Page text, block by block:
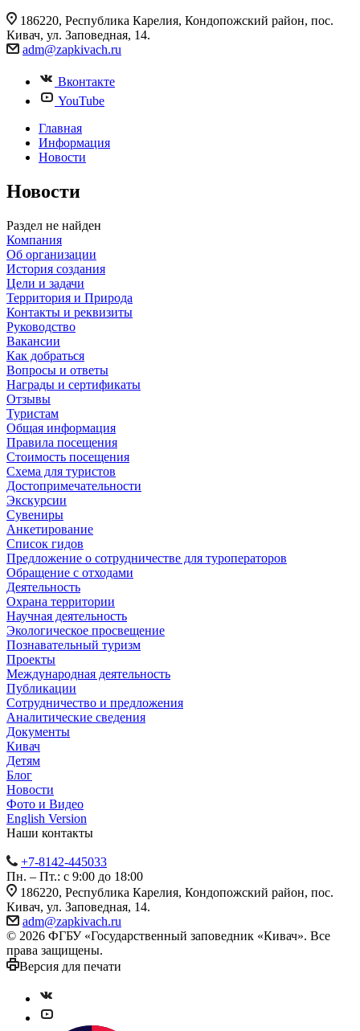
186220, Республика Карелия, Кондопожский район, пос.
Кивач, ул. Заповедная, 14.
adm@zapkivach.ru
Вконтакте
YouTube
Главная
Информация
Новости
Новости
Раздел не найден
Компания
Об организации
История создания
Цели и задачи
Территория и Природа
Контакты и реквизиты
Руководство
Вакансии
Как добраться
Вопросы и ответы
Награды и сертификаты
Отзывы
Туристам
Общая информация
Правила посещения
Стоимость посещения
Схема для туристов
Достопримечательности
Экскурсии
Сувениры
Анкетирование
Список гидов
Предложение о сотрудничестве для туроператоров
Обращение с отходами
Деятельность
Охрана территории
Научная деятельность
Экологическое просвещение
Познавательный туризм
Проекты
Международная деятельность
Публикации
Сотрудничество и предложения
Аналитические сведения
Документы
Кивач
Детям
Блог
Новости
Фото и Видео
English Version
Наши контакты
+7-8142-445033
Пн. – Пт.: с 9:00 до 18:00
186220, Республика Карелия, Кондопожский район, пос.
Кивач, ул. Заповедная, 14.
adm@zapkivach.ru
© 2026 ФГБУ «Государственный заповедник «Кивач». Все
права защищены.
Версия для печати